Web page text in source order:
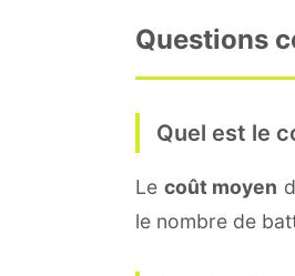
Questions
Quel est le
Le coût moyen
le nombre de